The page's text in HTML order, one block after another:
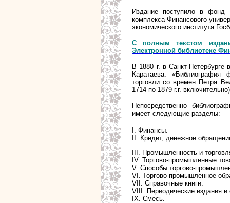
Издание поступило в фонд
комплекса Финансового
экономического института
С полным текстом
Электронной библиотеке
В 1880 г. вСанкт-Петербурге
Каратаева: «Библиография
торговли со времен Петра
1714 по 1879 г.г.
Непосредственно
имеет следующие разделы:
I. Финансы.
II. Кредит, денежное
III. Промышленность и
IV. Торгово-промышленные
V. Способы торгово-
VI. Торгово-промышленное
VII. Справочные книги.
VIII. Периодические издания и
IX. Смесь.